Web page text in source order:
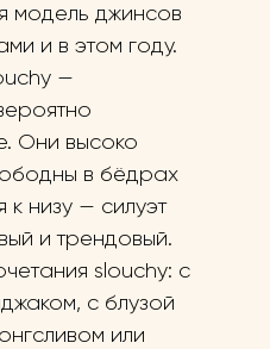
модель джинсов
и в этом году.
—
Они высоко
в бёдрах
к низу — силуэт
и трендовый.
slouchy: с
с блузой
или